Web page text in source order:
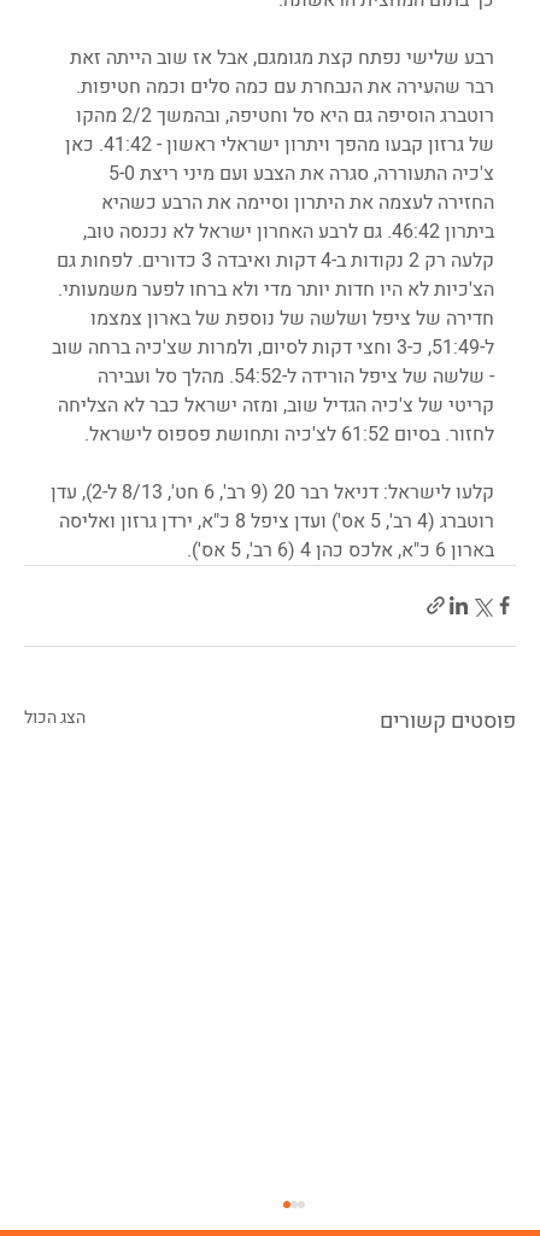
רבע שלישי נפתח קצת מגומגם, אבל אז שוב הייתה זאת
רבר שהעירה את הנבחרת עם כמה סלים וכמה חטיפות.
רוטברג הוסיפה גם היא סל וחטיפה, ובהמשך 2/2 מהקו
של גרזון קבעו מהפך ויתרון ישראלי ראשון - 41:42. כאן
החזירה לעצמה את היתרון וסיימה את הרבע כשהיא
ביתרון 46:42. גם לרבע האחרון ישראל לא נכנסה טוב,
קלעה רק 2 נקודות ב-4 דקות ואיבדה 3 כדורים. לפחות גם
הצ'כיות לא היו חדות יותר מדי ולא ברחו לפער משמעותי.
חדירה של ציפל ושלשה של נוספת של בארון צמצמו
ל-51:49, כ-3 וחצי דקות לסיום, ולמרות שצ'כיה ברחה שוב
- שלשה של ציפל הורידה ל-54:52. מהלך סל ועבירה
קריטי של צ'כיה הגדיל שוב, ומזה ישראל כבר לא הצליחה
לחזור. בסיום 61:52 לצ'כיה ותחושת פספוס לישראל.
קלעו לישראל: דניאל רבר 20 (9 רב', 6 חט', 8/13 ל-2), עדן
רוטברג (4 רב', 5 אס') ועדן ציפל 8 כ"א, ירדן גרזון ואליסה
בארון 6 כ"א, אלכס כהן 4 (6 רב', 5 אס').
פוסטים קשורים הצג הכול